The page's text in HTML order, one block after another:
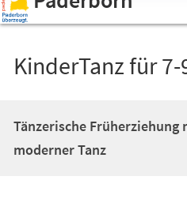
öffnen.
KinderTanz für
Tänzerische
moderner Tanz